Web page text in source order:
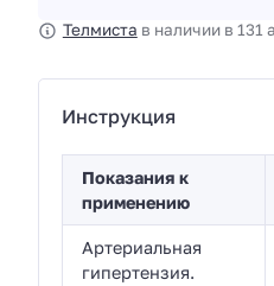
Телмиста в наличии в 131
Инструкция
Показания к
применению
Артериальная
гипертензия.